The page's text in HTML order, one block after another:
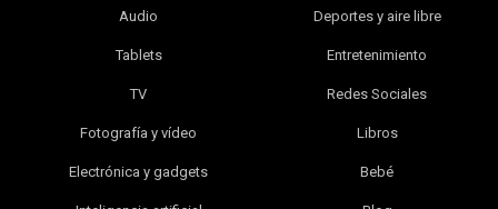
Audio
Tablets
TV
Fotografía y vídeo
Electrónica y gadgets
Deportes y aire libre
Entretenimiento
Redes Sociales
Libros
Bebé